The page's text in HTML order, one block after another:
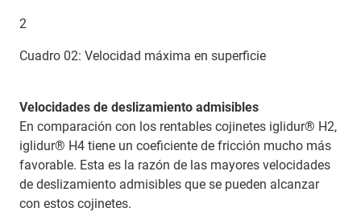
2
Cuadro 02: Velocidad máxima en superficie
Velocidades de deslizamiento admisibles
En comparación con los rentables cojinetes iglidur® H2,
iglidur® H4 tiene un coeficiente de fricción mucho más
favorable. Esta es la razón de las mayores velocidades
de deslizamiento admisibles que se pueden alcanzar
con estos cojinetes.